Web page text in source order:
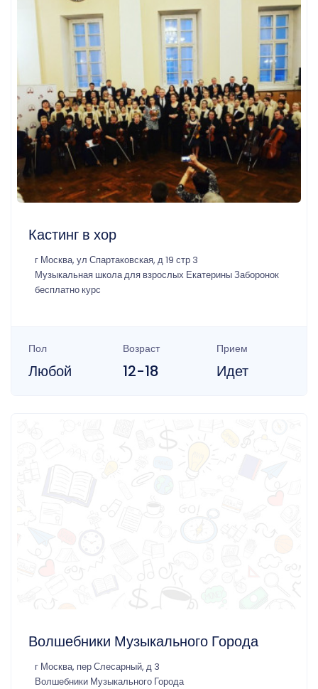
Кастинг в хор
г Москва, ул Спартаковская, д 19 стр 3
Музыкальная школа для взрослых Екатерины Заборонок
бесплатно курс
Пол
Любой
Возраст
12-18
Прием
Идет
Волшебники Музыкального Города
г Москва, пер Слесарный, д 3
Волшебники Музыкального Города